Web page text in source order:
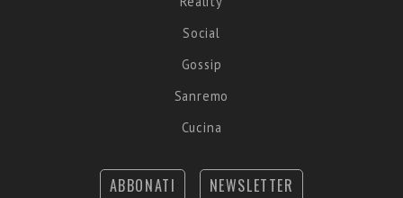
Social
Gossip
Sanremo
Cucina
ABBONATI NEWSLETTER